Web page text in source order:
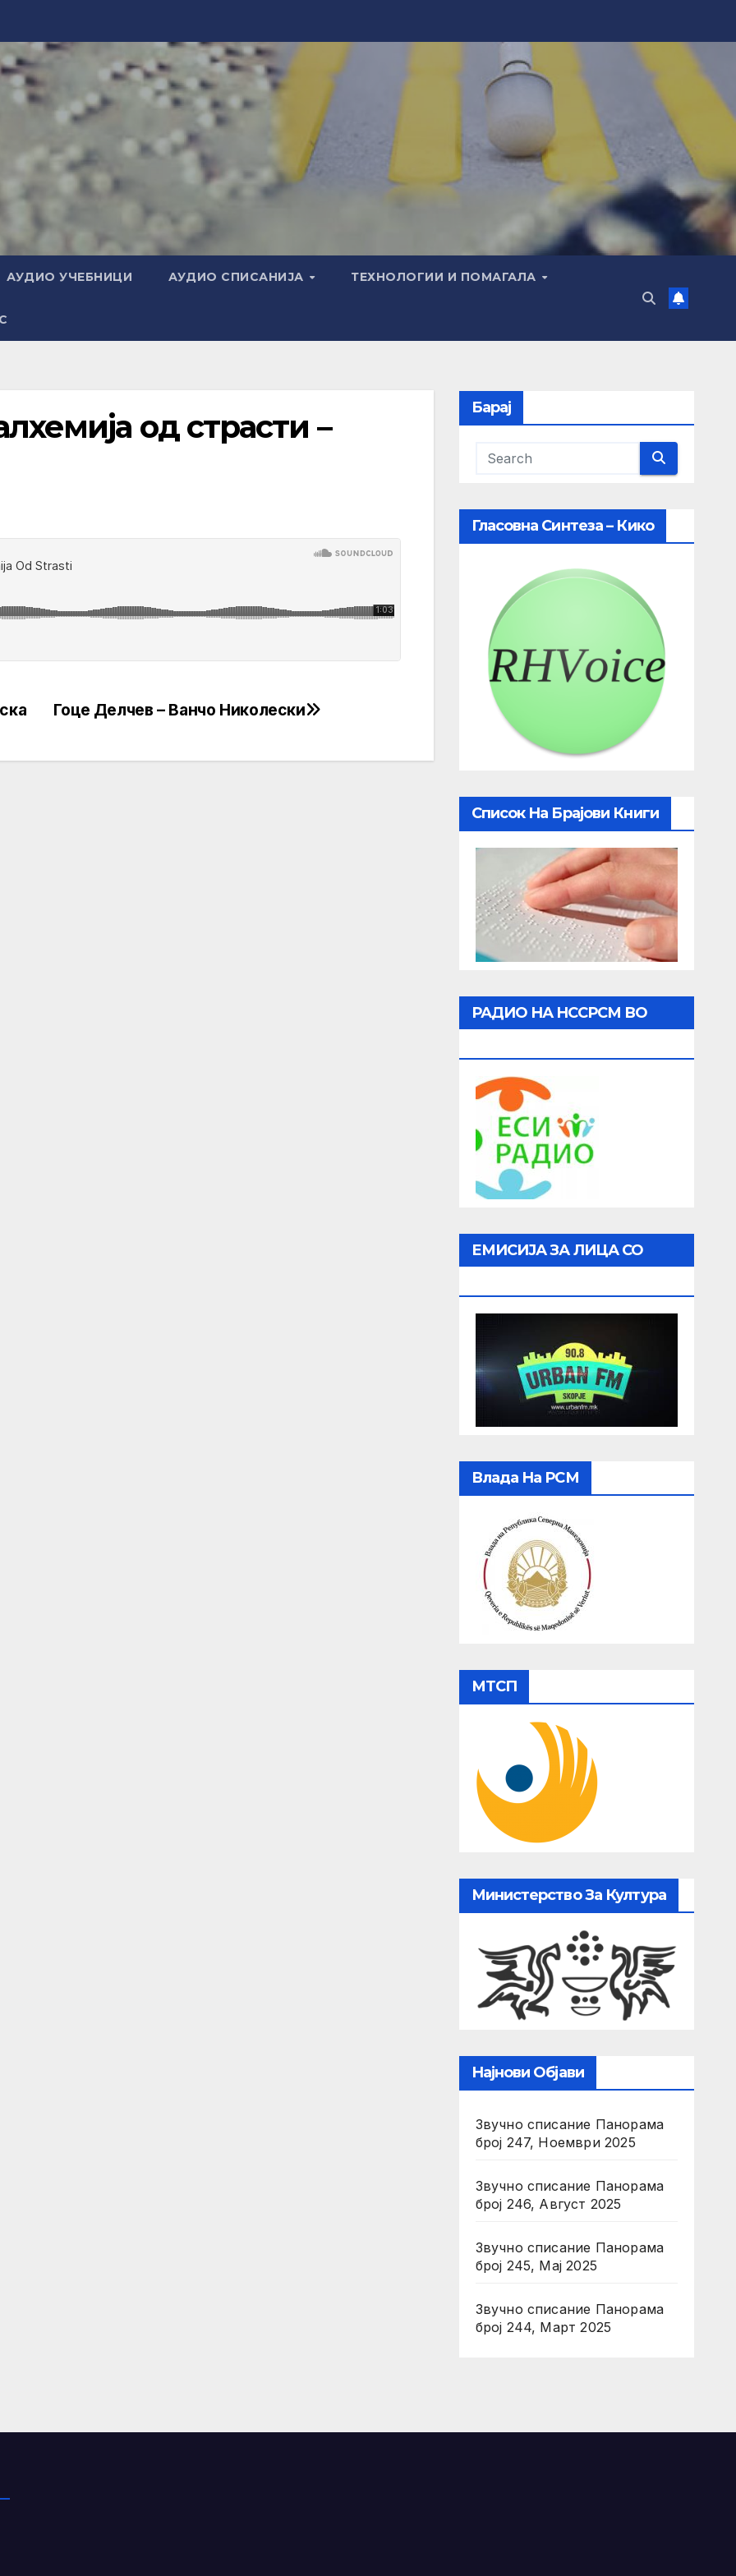
АУДИО УЧЕБНИЦИ АУДИО СПИСАНИЈА ТЕХНОЛОГИИ И ПОМАГАЛА
од страсти –
Гоце Делчев – Ванчо Николески
Барај
Гласовна Синтеза – Кико
Список На Брајови Книги
РАДИО НА НССРСМ ВО
ЕМИСИЈА ЗА ЛИЦА СО
Влада На РСМ
МТСП
Министерство За Култура
Најнови Објави
Звучно списание Панорама
број 247, Ноември 2025
Звучно списание Панорама
број 246, Август 2025
Звучно списание Панорама
број 245, Мај 2025
Звучно списание Панорама
број 244, Март 2025